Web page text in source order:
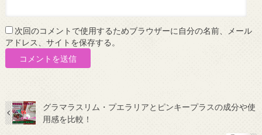
次回のコメントで使用するためブラウザーに自分の名前、メール
アドレス、サイトを保存する。
グラマラスリム・プエラリアとピンキープラスの成分や使
用感を比較！